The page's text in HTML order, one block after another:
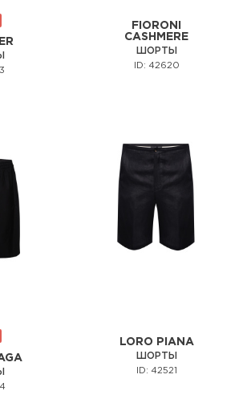
FIORONI
CASHMERE
ШОРТЫ
ID: 42620
LORO PIANA
ШОРТЫ
ID: 42521